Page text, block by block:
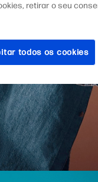
retirar o seu
todos os cookies